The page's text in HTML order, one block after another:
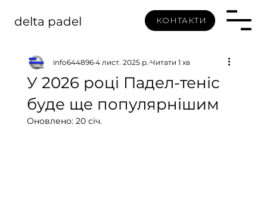
delta padel КОНТАКТИ
У 2026 році Падел-теніс
буде ще популярнішим
info644896 4 лист. 2025 р. Читати 1 хв
Оновлено: 20 січ.